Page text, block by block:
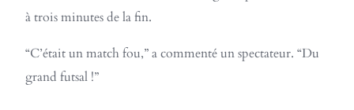
à trois minutes de la fin.
“C’était un match fou,” a commenté un spectateur. “Du
grand futsal !”